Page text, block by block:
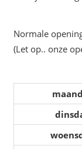
Normale
(Let op.. onze